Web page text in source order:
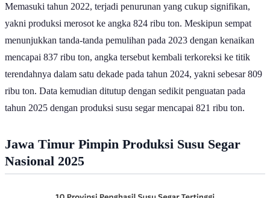
Memasuki tahun 2022, terjadi penurunan yang cukup signifikan,
yakni produksi merosot ke angka 824 ribu ton. Meskipun sempat
menunjukkan tanda-tanda pemulihan pada 2023 dengan kenaikan
mencapai 837 ribu ton, angka tersebut kembali terkoreksi ke titik
terendahnya dalam satu dekade pada tahun 2024, yakni sebesar 809
ribu ton. Data kemudian ditutup dengan sedikit penguatan pada
tahun 2025 dengan produksi susu segar mencapai 821 ribu ton.
Jawa Timur Pimpin Produksi Susu Segar
Nasional 2025